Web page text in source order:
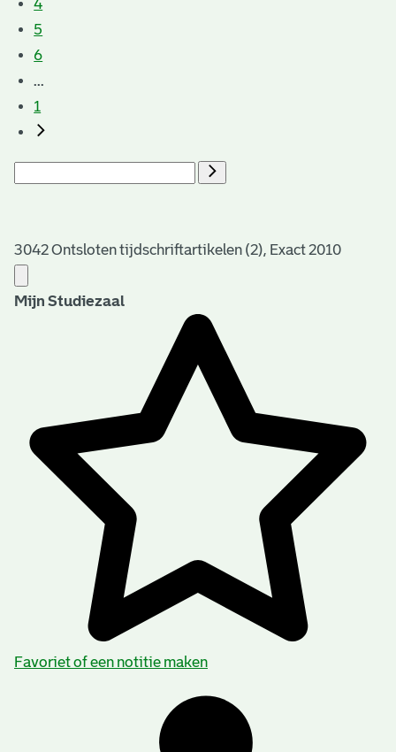
4
5
6
...
1
3042 Ontsloten tijdschriftartikelen (2), Exact 2010
Mijn Studiezaal
Favoriet of een notitie maken